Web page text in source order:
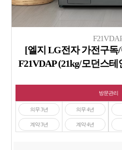
[엘지 LG전자 가전구독/
F21VDAP (21kg/모던스테
방문관리
의무 3년
계약 3년
의무 4년
계약 4년